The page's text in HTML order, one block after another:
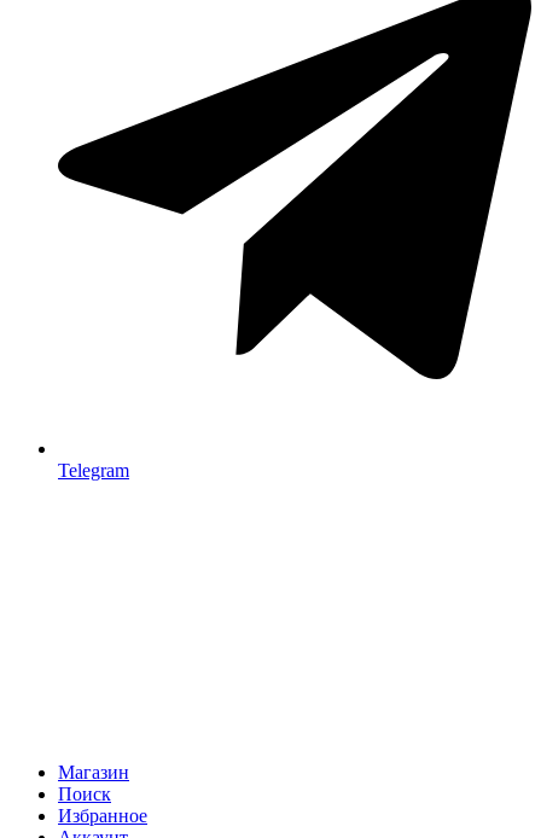
Telegram
Магазин
Поиск
Избранное